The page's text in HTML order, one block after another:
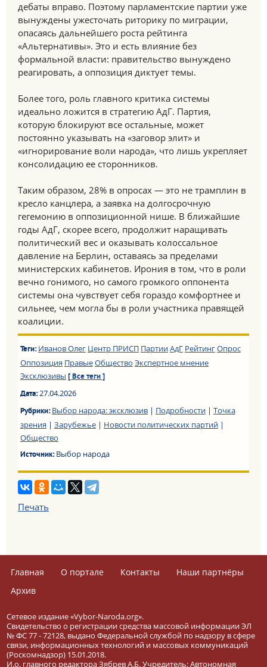
дебаты вправо. Поэтому парламентские партии уже
вынуждены ужесточать риторику по миграции,
опасаясь дальнейшего роста рейтинга
«Альтернативы». Это и есть влияние без
формальной власти: правительство вынуждено
реагировать, а оппозиция диктует темы.
Более того, роль главного критика системы
идеально ложится в стратегию АдГ. Партия,
которую блокируют все остальные, может
постоянно указывать на «заговор элит» и
«игнорирование воли народа», что лишь укрепляет
консолидацию ее сторонников.
Таким образом, 28% в опросах — это не трамплин в
кресло канцлера, а заявка на долгосрочную
гегемонию в оппозиционной нише. В ближайшие
годы АдГ, скорее всего, продолжит наращивать
политический вес и оказывать колоссальное
давление на Берлин, оставаясь за пределами
министерских кабинетов. Ирония в том, что в роли
вечно гонимого, но самого громкого оппонента
системы она чувствует себя гораздо комфортнее и
сильнее, чем могла бы в роли участника правящей
коалиции.
Теги: Иванов Олег Центр ПРИСП ПартииАдГ РейтингОпрос
Оппозиция ПравыеОбщество Экспертное мнение
Эксклюзивы [ Все теги ]
Дата:27.04.2026
Рубрики:Выбор народа: эксклюзив| Подробности| Точка
зрения | Зарубежье| Новости политических партий|
Общество
Источник:Выбор народа
Печать
Главная О портале Контакты
Наши партнёры
Архив
Сетевое издание «Vybor-Naroda.org».
Свидетельство о регистрации средства массовой информации ЭЛ
№ ФС 77 - 72128, выдано Федеральной службой по надзору в сфере
связи, информационных технологий и массовых коммуникаций
(Роскомнадзор) 15.01.2018.
И.о. главного редактора Зябрев А.Б. Учредитель: Автономная